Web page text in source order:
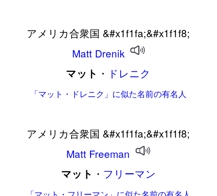
アメリカ合衆国 &#x1f1fa;&#x1f1f8;
Matt Drenik
マット ・ ドレニク
「マット・ドレニク」に似た名前の有名人
アメリカ合衆国 &#x1f1fa;&#x1f1f8;
Matt Freeman
マット ・ フリーマン